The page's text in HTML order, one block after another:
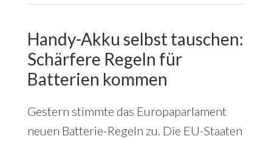
Handy-Akku selbst tauschen:
Schärfere Regeln für
Batterien kommen
Gestern stimmte das Europaparlament
neuen Batterie-Regeln zu. Die EU-Staaten